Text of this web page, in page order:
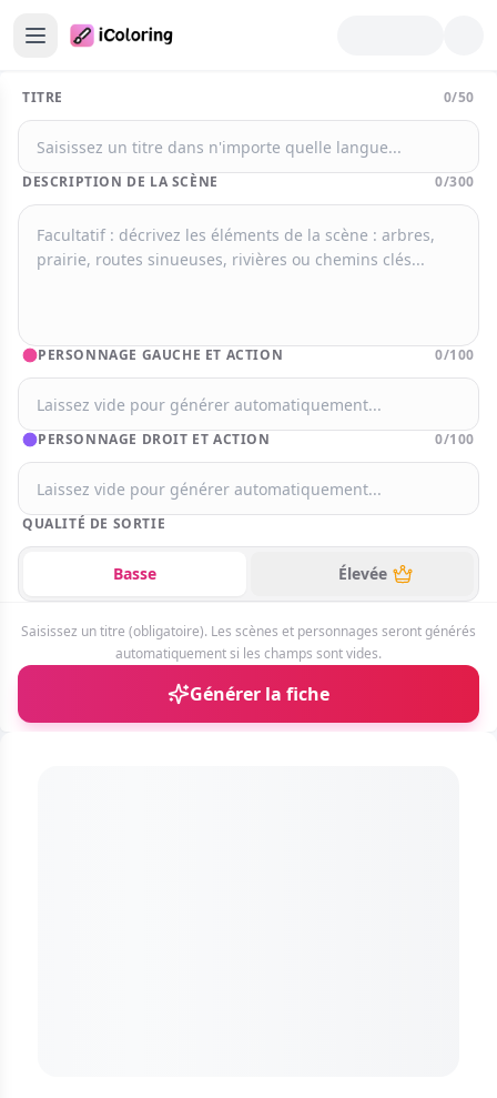
de coloriages
de livres de coloriage
et activités
de coloriage IA
en PDF
en Page à Colorier
en Page à Colorier
de Graffiti à Colorier
à Colorier Gratuites
TITRE 0/50
DESCRIPTION DE LA SCÈNE 0/300
PERSONNAGE GAUCHE ET ACTION 0/100
PERSONNAGE DROIT ET ACTION 0/100
QUALITÉ DE SORTIE
Basse Élevée
Saisissez un titre (obligatoire). Les scènes et personnages seront générés
automatiquement si les champs sont vides.
Générer la fiche